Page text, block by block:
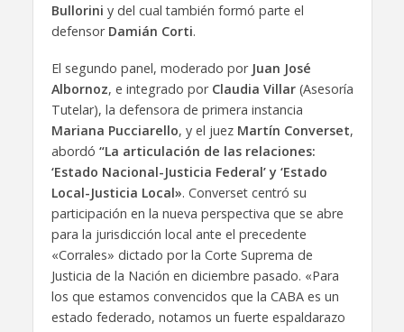
Bullorini y del cual también formó parte el
defensor Damián Corti.
El segundo panel, moderado por Juan José
Albornoz, e integrado por Claudia Villar(Asesoría
Tutelar), la defensora de primera instancia
Mariana Pucciarello, y el juez Martín Converset,
abordó “La articulación de las relaciones:
‘Estado Nacional-Justicia Federal’ y ‘Estado
Local-Justicia Local». Converset centró su
participación en la nueva perspectiva que se abre
para la jurisdicción local ante el precedente
«Corrales» dictado por la Corte Suprema de
Justicia de la Nación en diciembre pasado. «Para
los que estamos convencidos que la CABA es un
estado federado, notamos un fuerte espaldarazo